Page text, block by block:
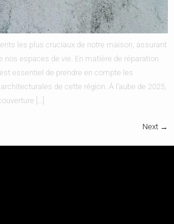
les plus cruciaux de notre maison, assurant
nos espaces de vie. En matière de réparation
essentiel de prendre en compte les
de cette région. À l’aube de 2025,
[…]
Next →